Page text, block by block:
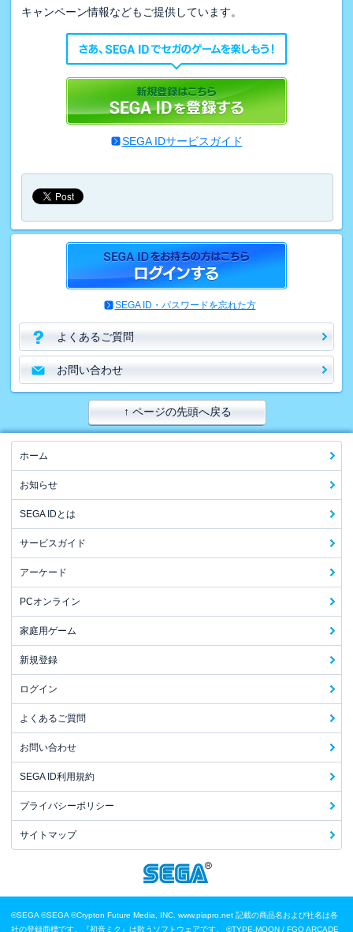
キャンペーン情報などもご提供しています。
SEGA IDサービスガイド
SEGA ID・パスワードを忘れた方
よくあるご質問
お問い合わせ
↑ ページの先頭へ戻る
ホーム
お知らせ
SEGA IDとは
サービスガイド
アーケード
PCオンライン
家庭用ゲーム
新規登録
ログイン
よくあるご質問
お問い合わせ
SEGA ID利用規約
プライバシーポリシー
サイトマップ
©SEGA ©SEGA ©Crypton Future Media, INC. www.piapro.net 記載の商品名および社名は各
社の登録商標です。『初音ミク』は歌うソフトウェアです。
©TYPE-MOON / FGO ARCADE